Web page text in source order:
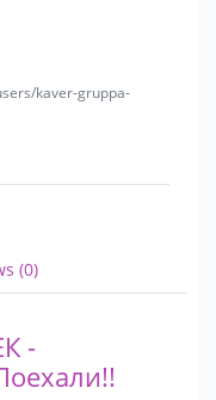
kaver-gruppa-
(0)
-